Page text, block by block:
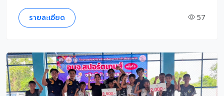
รายละเอียด 57